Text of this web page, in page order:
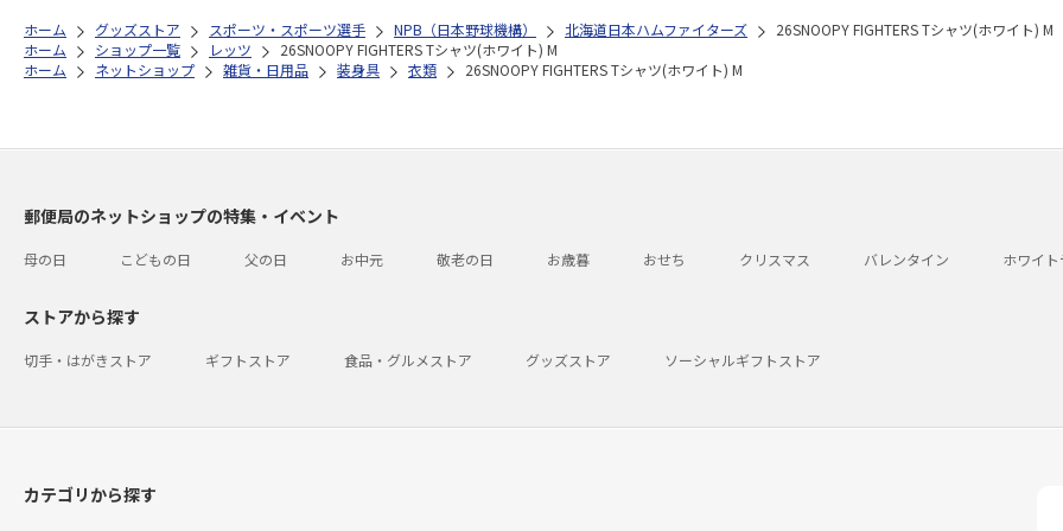
ホーム グッズストア スポーツ・スポーツ選手 NPB（日本野球機構） 北海道日本ハムファイターズ
26SNOOPY FIGHTERS Tシャツ(ホワイト) M
ホーム
ショップ一覧 レッツ
26SNOOPY FIGHTERS Tシャツ(ホワイト) M
ホーム
ネットショップ 雑貨・日用品 装身具 衣類 26SNOOPY FIGHTERS Tシャツ(ホワイト) M
郵便局のネットショップの特集・イベント
母の日 こどもの日 父の日 お中元 敬老の日 お歳暮 おせち クリスマス バレンタイン ホワイ
ストアから探す
切手・はがきストア ギフトストア 食品・グルメストア グッズストア ソーシャルギフトストア
カテゴリから探す